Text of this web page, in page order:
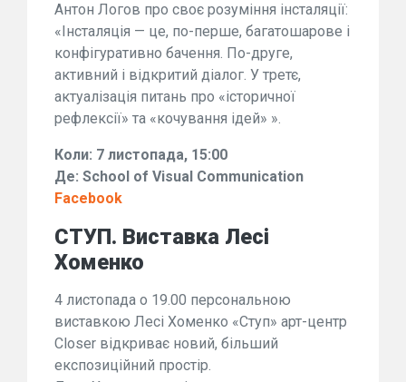
Антон Логов про своє розуміння інсталяції:
«Інсталяція — це, по-перше, багатошарове і
конфігуративно бачення. По-друге,
активний і відкритий діалог. У третє,
актуалізація питань про «історичної
рефлексії» та «кочування ідей» ».
Коли: 7 листопада, 15:00
Де: School of Visual Communication
Facebook
СТУП. Виставка Лесі
Хоменко
4 листопада о 19.00 персональною
виставкою Лесі Хоменко «Ступ» арт-центр
Closer відкриває новий, більший
експозиційний простір.